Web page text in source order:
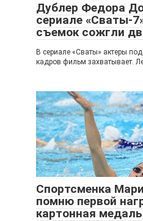
Дублер Федора
сериале «Сваты-
съемок сожгли
В сериале «Сваты» актеры
кадров фильм захватывает.
Спортсменка
помню первой
картонная медаль